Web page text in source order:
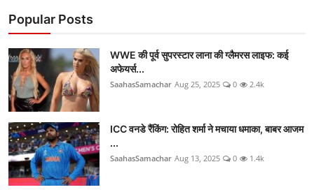
Popular Posts
WWE की पूर्व सुपरस्टार लाना की ग्लैमरस लाइफ: कई
अफेयर्स...
SaahasSamachar Aug 25, 2025 0 2.4k
ICC वनडे रैंकिंग: रोहित शर्मा ने मचाया धमाका, बाबर आजम
...
SaahasSamachar Aug 13, 2025 0 1.4k